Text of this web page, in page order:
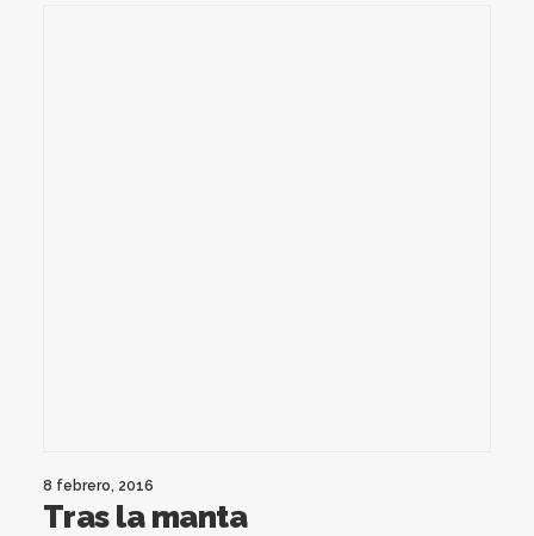
8 febrero, 2016
Tras la manta